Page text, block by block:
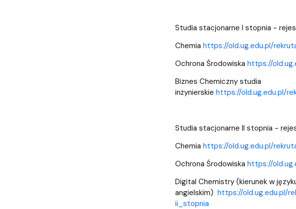
Studia stacjonarne I stopnia -
Chemia https://old.ug.edu.pl/
Ochrona Środowiska https://
Biznes Chemiczny studia
inżynierskie https://old.ug.edu.pl/
Studia stacjonarne II stopnia -
Chemia https://old.ug.edu.pl/
Ochrona Środowiska https://
Digital Chemistry (kierunek w
angielskim) https://old.ug.edu.pl/
ii_stopnia